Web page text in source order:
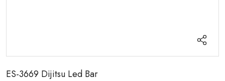
ES-3669 Dijitsu Led Bar